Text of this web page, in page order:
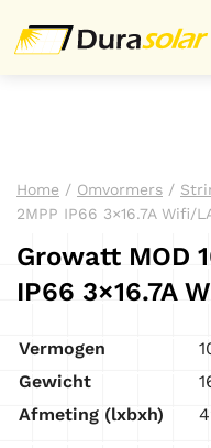
Home / Omvormers /
2MPP IP66 3×16.7A Wifi/
Growatt MOD
IP66 3×16.7A
Vermogen
Gewicht
Afmeting (lxbxh)